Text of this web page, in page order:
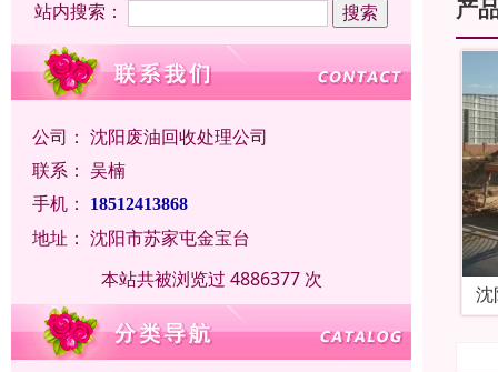
站内搜索：
公司： 沈阳废油回收处理公司
联系： 吴楠
手机：
18512413868
地址： 沈阳市苏家屯金宝台
本站共被浏览过 4886377 次
产
沈